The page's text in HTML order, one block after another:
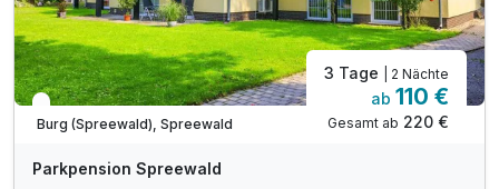
In 1 Woche wieder frei
Burg (Spreewald), Spreewald
3 Tage | 2 Nächte
ab 110 €
Gesamt ab 220 €
Parkpension Spreewald